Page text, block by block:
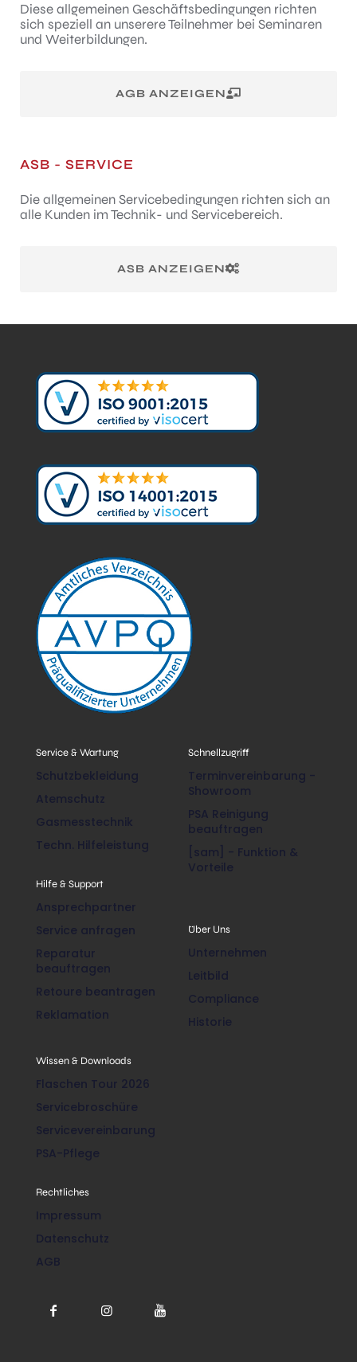
Diese allgemeinen Geschäftsbedingungen richten
sich speziell an unserere Teilnehmer bei Seminaren
und Weiterbildungen.
AGB ANZEIGEN
ASB - SERVICE
Die allgemeinen Servicebedingungen richten sich an
alle Kunden im Technik- und Servicebereich.
ASB ANZEIGEN
Service & Wartung
Schutzbekleidung
Atemschutz
Gasmesstechnik
Techn. Hilfeleistung
Hilfe & Support
Ansprechpartner
Service anfragen
Reparatur
beauftragen
Retoure beantragen
Reklamation
Schnellzugriff
Terminvereinbarung -
Showroom
PSA Reinigung
beauftragen
[sam] - Funktion &
Vorteile
Über Uns
Unternehmen
Leitbild
Compliance
Historie
Wissen & Downloads
Flaschen Tour 2026
Servicebroschüre
Servicevereinbarung
PSA-Pflege
Rechtliches
Impressum
Datenschutz
AGB